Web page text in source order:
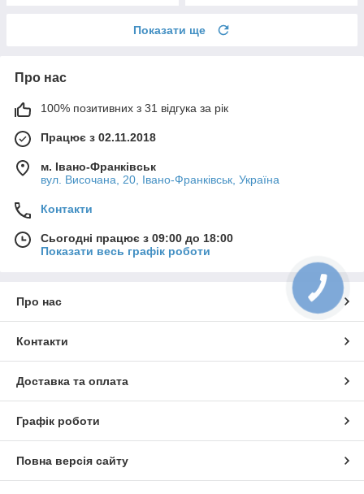
Показати ще
Про нас
100% позитивних з 31 відгука за рік
Працює з 02.11.2018
м. Івано-Франківськ
вул. Височана, 20, Івано-Франківськ, Україна
Контакти
Сьогодні працює з 09:00 до 18:00
Показати весь графік роботи
Про нас
Контакти
Доставка та оплата
Графік роботи
Повна версія сайту